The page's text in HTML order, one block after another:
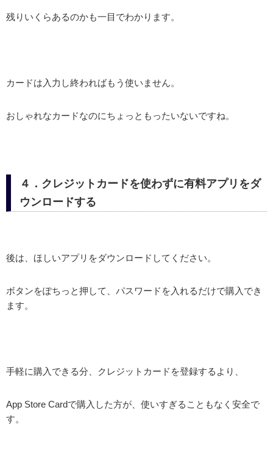
残りいくらあるのかも一目でわかります。
カードは入力し終わればもう使いません。
おしゃれなカードなのにちょっともったいないですね。
４．クレジットカードを使わずに有料アプリをダ
ウンロードする
後は、ほしいアプリをダウンロードしてください。
ボタンをぽちっと押して、パスワードを入れるだけで購入でき
ます。
手軽に購入できる分、クレジットカードを登録するより、
App Store Cardで購入した方が、使いすぎることもなく安全で
す。